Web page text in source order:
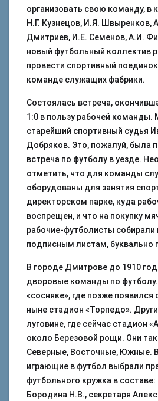
организовать свою команду, в
Н.Г. Кузнецов, И.Я. Швыренков,
Дмитриев, И.Е. Семенов, А.И.
новый футбольный коллектив
провести спортивный
команде служащих фабрики.
Состоялась встреча,
1:0 в пользу рабочей команды.
старейший спортивный судья
Добряков. Это, пожалуй, была
встреча по футболу в уезде.
отметить, что для команды
оборудованы для занятия
директорском парке, куда
воспрещен, и что на покупку
рабочие-футболисты собирали
подписным листам, буквально
В городе Дмитрове до 1910
дворовые команды по
«сосняке», где позже
ныне стадион «Торпедо».
луговине, где сейчас стадион
около Березовой рощи. Они
Северные, Восточные, Южные.
играющие в футбол выбрали
футбольного кружка в
Бородина Н.В., секретаря